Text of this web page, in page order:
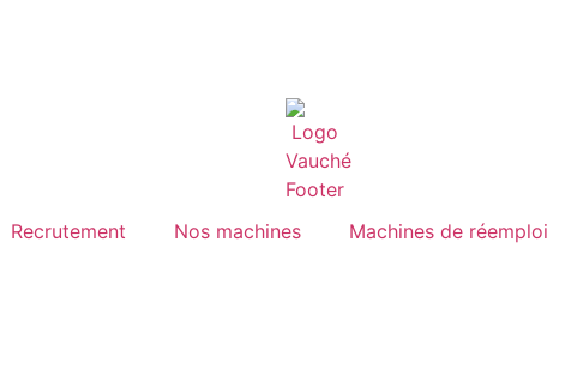
Recrutement Nos machines Machines de réemploi